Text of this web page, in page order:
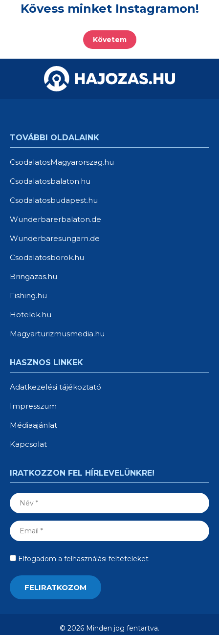
Kövess minket Instagramon!
Követem
TOVÁBBI OLDALAINK
CsodalatosMagyarorszag.hu
Csodalatosbalaton.hu
Csodalatosbudapest.hu
Wunderbarerbalaton.de
Wunderbaresungarn.de
Csodalatosborok.hu
Bringazas.hu
Fishing.hu
Hotelek.hu
Magyarturizmusmedia.hu
HASZNOS LINKEK
Adatkezelési tájékoztató
Impresszum
Médiaajánlat
Kapcsolat
IRATKOZZON FEL HÍRLEVELÜNKRE!
Elfogadom a felhasználási feltételeket
© 2026 Minden jog fentartva.